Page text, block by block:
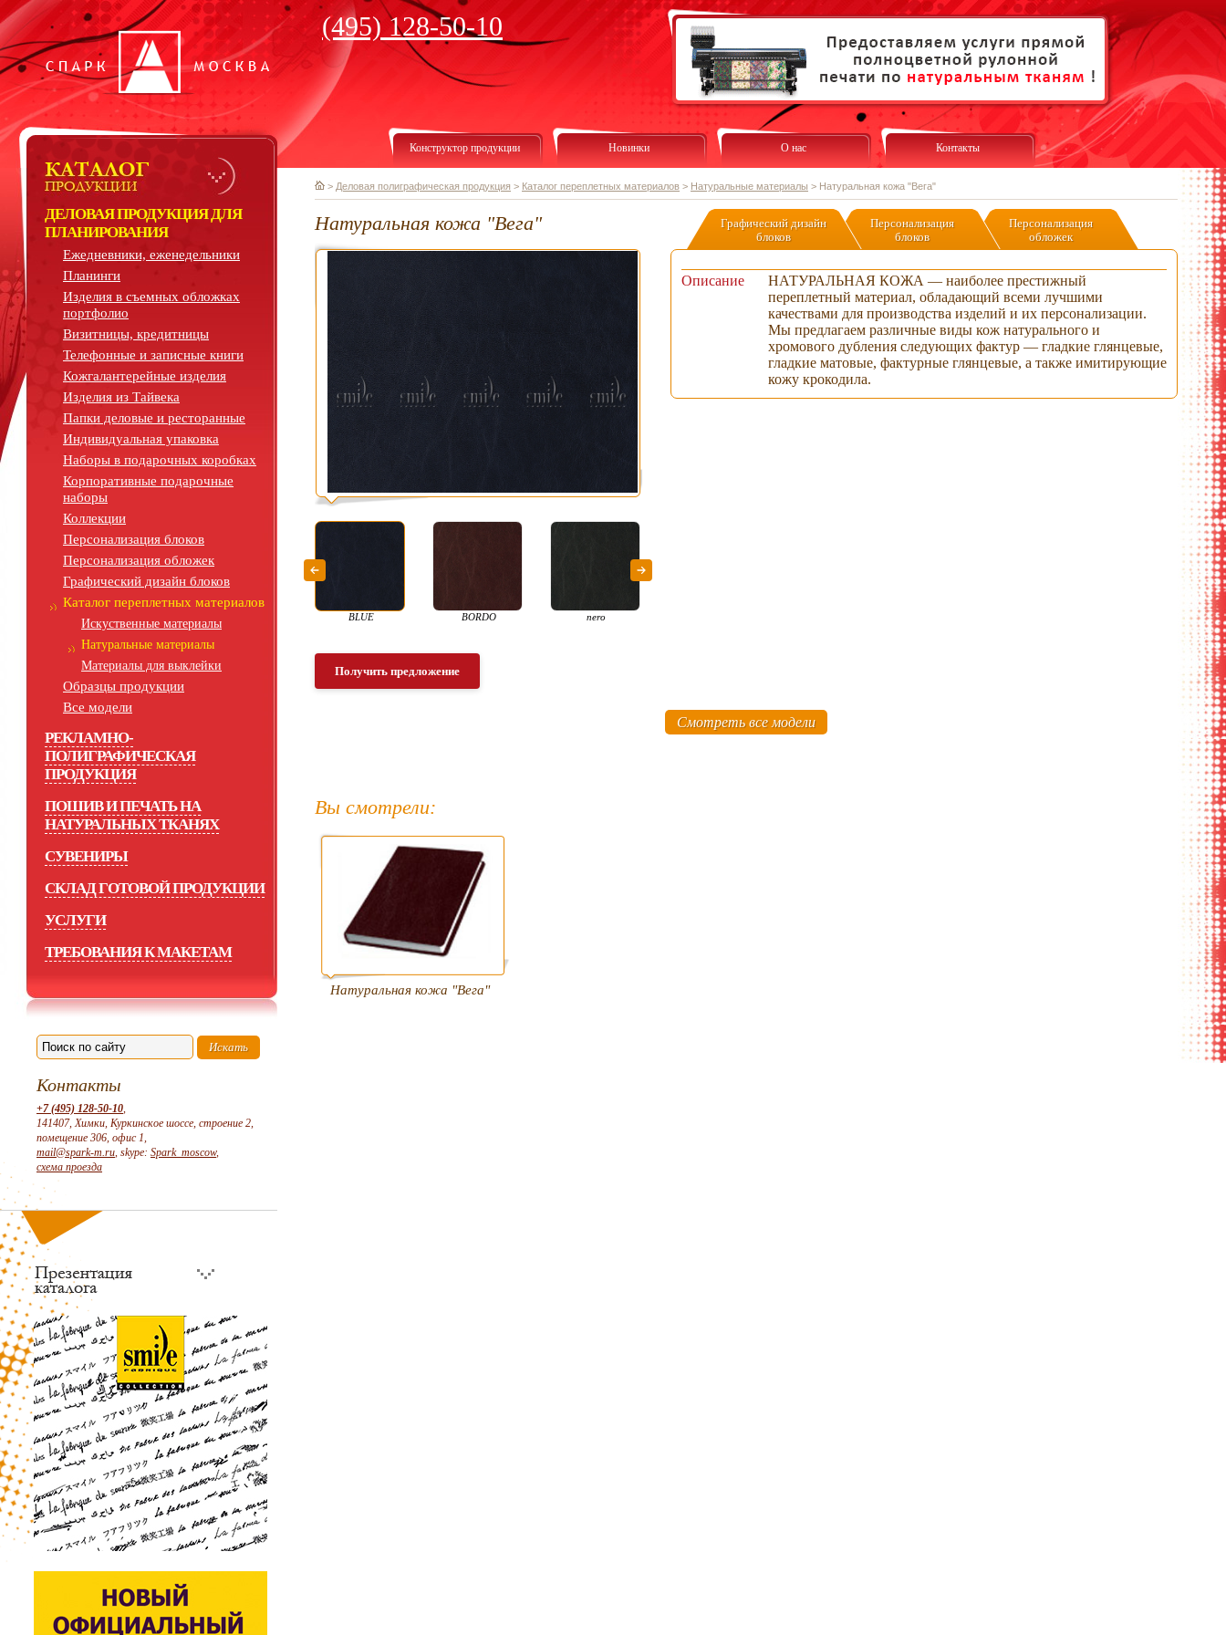
(495) 128-50-10
ДЕЛОВАЯ ПРОДУКЦИЯ ДЛЯ
ПЛАНИРОВАНИЯ
Ежедневники, еженедельники
Планинги
Изделия в съемных обложках
портфолио
Визитницы, кредитницы
Телефонные и записные книги
Кожгалантерейные изделия
Изделия из Тайвека
Папки деловые и ресторанные
Индивидуальная упаковка
Наборы в подарочных коробках
Корпоративные подарочные
наборы
Коллекции
Персонализация блоков
Персонализация обложек
Графический дизайн блоков
Каталог переплетных материалов
Искуственные материалы
Натуральные материалы
Материалы для выклейки
Образцы продукции
Все модели
РЕКЛАМНО-
ПОЛИГРАФИЧЕСКАЯ
ПРОДУКЦИЯ
ПОШИВ И ПЕЧАТЬ НА
НАТУРАЛЬНЫХ ТКАНЯХ
СУВЕНИРЫ
СКЛАД ГОТОВОЙ ПРОДУКЦИИ
УСЛУГИ
ТРЕБОВАНИЯ К МАКЕТАМ
Контакты
+7 (495) 128-50-10,
141407, Химки, Куркинское шоссе, строение 2,
помещение 306, офис 1,
mail@spark-m.ru, skype: Spark_moscow,
схема проезда
Конструктор продукции Новинки О нас Контакты
> Деловая полиграфическая продукция > Каталог переплетных материалов > Натуральные материалы > Натуральная кожа "Вега"
Натуральная кожа "Вега"
BLUE BORDO nero
Получить предложение
Графический дизайн
блоков
Персонализация
блоков
Персонализация
обложек
Описание
НАТУРАЛЬНАЯ КОЖА — наиболее престижный
переплетный материал, обладающий всеми лучшими
качествами для производства изделий и их персонализации.
Мы предлагаем различные виды кож натурального и
хромового дубления следующих фактур — гладкие глянцевые,
гладкие матовые, фактурные глянцевые, а также имитирующие
кожу крокодила.
Смотреть все модели
Вы смотрели:
Натуральная кожа "Вега"